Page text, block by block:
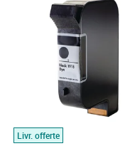
Livr. offerte